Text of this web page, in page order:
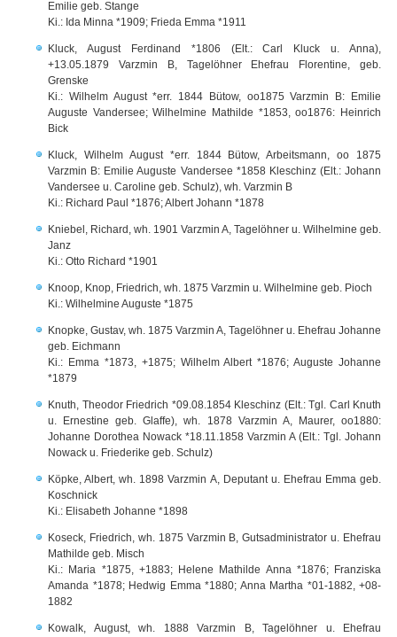
Emilie geb. Stange
Ki.: Ida Minna *1909; Frieda Emma *1911
Kluck, August Ferdinand *1806 (Elt.: Carl Kluck u. Anna),
+13.05.1879 Varzmin B, Tagelöhner Ehefrau Florentine, geb.
Grenske
Ki.: Wilhelm August *err. 1844 Bütow, oo1875 Varzmin B: Emilie
Auguste Vandersee; Wilhelmine Mathilde *1853, oo1876: Heinrich
Bick
Kluck, Wilhelm August *err. 1844 Bütow, Arbeitsmann, oo 1875
Varzmin B: Emilie Auguste Vandersee *1858 Kleschinz (Elt.: Johann
Vandersee u. Caroline geb. Schulz), wh. Varzmin B
Ki.: Richard Paul *1876; Albert Johann *1878
Kniebel, Richard, wh. 1901 Varzmin A, Tagelöhner u. Wilhelmine geb.
Janz
Ki.: Otto Richard *1901
Knoop, Knop, Friedrich, wh. 1875 Varzmin u. Wilhelmine geb. Pioch
Ki.: Wilhelmine Auguste *1875
Knopke, Gustav, wh. 1875 Varzmin A, Tagelöhner u. Ehefrau Johanne
geb. Eichmann
Ki.: Emma *1873, +1875; Wilhelm Albert *1876; Auguste Johanne
*1879
Knuth, Theodor Friedrich *09.08.1854 Kleschinz (Elt.: Tgl. Carl Knuth
u. Ernestine geb. Glaffe), wh. 1878 Varzmin A, Maurer, oo1880:
Johanne Dorothea Nowack *18.11.1858 Varzmin A (Elt.: Tgl. Johann
Nowack u. Friederike geb. Schulz)
Köpke, Albert, wh. 1898 Varzmin A, Deputant u. Ehefrau Emma geb.
Koschnick
Ki.: Elisabeth Johanne *1898
Koseck, Friedrich, wh. 1875 Varzmin B, Gutsadministrator u. Ehefrau
Mathilde geb. Misch
Ki.: Maria *1875, +1883; Helene Mathilde Anna *1876; Franziska
Amanda *1878; Hedwig Emma *1880; Anna Martha *01-1882, +08-
1882
Kowalk, August, wh. 1888 Varzmin B, Tagelöhner u. Ehefrau